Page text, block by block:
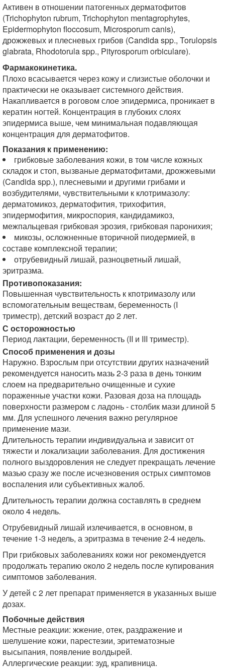
Активен в отношении патогенных дерматофитов
(Trichophyton rubrum, Trichophyton mentagrophytes,
Epidermophyton floccosum, Microsporum canis),
дрожжевых и плесневых грибов (Candida spp., Torulopsis
glabrata, Rhodotorula spp., Pityrosporum orbiculare).
Фармакокинетика.
Плохо всасывается через кожу и слизистые оболочки и
практически не оказывает системного действия.
Накапливается в роговом слое эпидермиса, проникает в
кератин ногтей. Концентрация в глубоких слоях
эпидермиса выше, чем минимальная подавляющая
концентрация для дерматофитов.
Показания к применению:
грибковые заболевания кожи, в том числе кожных
складок и стоп, вызваные дерматофитами, дрожжевыми
(Candida spp.), плесневыми и другими грибами и
возбудителями, чувствительными к клотримазолу:
дерматомикоз, дерматофития, трихофития,
эпидермофития, микроспория, кандидамикоз,
межпальцевая грибковая эрозия, грибковая паронихия;
микозы, осложненные вторичной пиодермией, в
составе комплексной терапии;
отрубевидный лишай, разноцветный лишай,
эритразма.
Противопоказания:
Повышенная чувствительность к кпотримазолу или
вспомогательным веществам, беременность (I
триместр), детский возраст до 2 лет.
С осторожностью
Период лактации, беременность (II и III триместр).
Способ применения и дозы
Наружно. Взрослым при отсутствии других назначений
рекомендуется наносить мазь 2-3 раза в день тонким
слоем на предварительно очищенные и сухие
пораженные участки кожи. Разовая доза на площадь
поверхности размером с ладонь - столбик мази длиной 5
мм. Для успешного лечения важно регулярное
применение мази.
Длительность терапии индивидуальна и зависит от
тяжести и локализации заболевания. Для достижения
полного выздоровления не следует прекращать лечение
мазью сразу же после исчезновения острых симптомов
воспаления или субъективных жалоб.
Длительность терапии должна составлять в среднем
около 4 недель.
Отрубевидный лишай излечивается, в основном, в
течение 1-3 недель, а эритразма в течение 2-4 недель.
При грибковых заболеваниях кожи ног рекомендуется
продолжать терапию около 2 недель после купирования
симптомов заболевания.
У детей с 2 лет препарат применяется в указанных выше
дозах.
Побочные действия
Местные реакции: жжение, отек, раздражение и
шелушение кожи, парестезии, эритематозные
высыпания, появление волдырей.
Аллергические реакции: зуд, крапивница.